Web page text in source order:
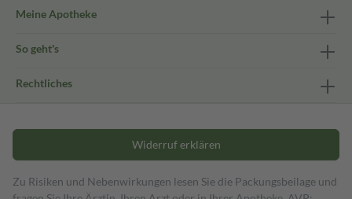
Meine Apotheke
So geht's
Rechtliches
Widerruf erklären
Zu Risiken und Nebenwirkungen lesen Sie die Packungsbeilage und